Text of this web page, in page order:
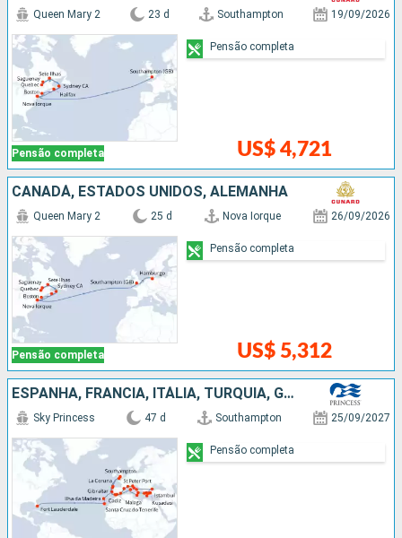
Pensão completa
Queen Mary 2 23 d Southampton 19/09/2026
US$ 4,721
Pensão completa
CANADÁ, ESTADOS UNIDOS, ALEMANHA
Pensão completa
Queen Mary 2 25 d Nova Iorque 26/09/2026
US$ 5,312
Pensão completa
ESPANHA, FRANCIA, ITÁLIA, TURQUIA, GRÉCIA, MALTA, PORTUGAL, ESTADOS UNIDOS
Sky Princess 47 d Southampton 25/09/2027
Pensão completa